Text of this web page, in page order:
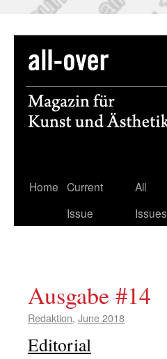
Skip
Home Current
Issue
All
Issues
Ausgabe #14
Redaktion, June 2018
Editorial